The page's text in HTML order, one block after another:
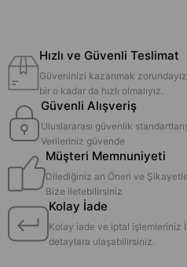
Hızlı ve Güvenli Teslimat
Güveninizi kazanmak
bir o kadar da hızlı olmalıyız.
Güvenli Alışveriş
Uluslararası güvenlik
Verileriniz güvende
Müşteri Memnuniyeti
Dilediğiniz an Öneri ve
Bize iletebilirsiniz
Kolay İade
Kolay iade ve iptal işlemleriniz
detaylara ulaşabilirsiniz.